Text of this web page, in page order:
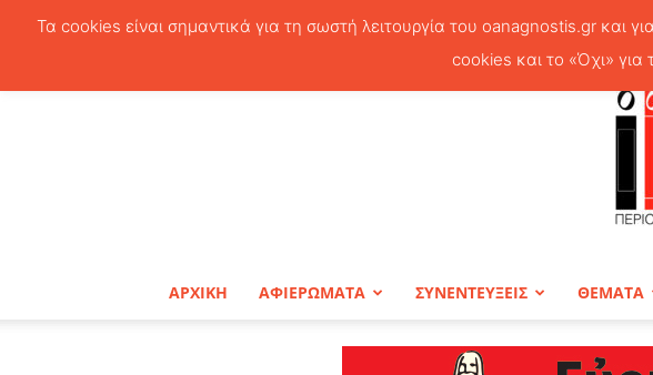
ΑΡΧΙΚΗ ΑΦΙΕΡΩΜΑΤΑ ΣΥΝΕΝΤΕΥΞΕΙΣ ΘΕΜΑΤΑ
Τα cookies είναι σημαντικά για τη σωστή λειτουργία του oanagnostis.gr και
cookies και το «Όχι»